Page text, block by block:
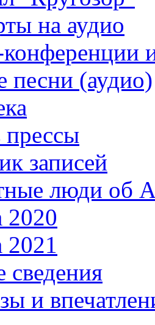
на аудио
песни (аудио)
записей
люди об
2020
2021
сведения
и